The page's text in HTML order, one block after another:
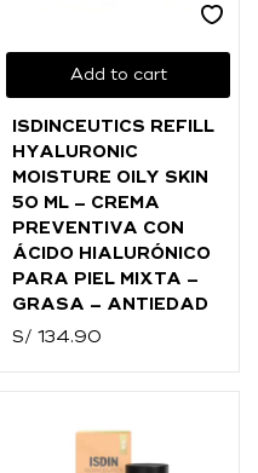
Add to cart
ISDINCEUTICS REFILL
HYALURONIC
MOISTURE OILY SKIN
50 ML – CREMA
PREVENTIVA CON
ÁCIDO HIALURÓNICO
PARA PIEL MIXTA –
GRASA – ANTIEDAD
S/ 134.90